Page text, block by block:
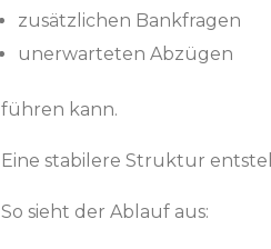
zusätzlichen Bankfragen
unerwarteten Abzügen
führen kann.
Eine stabilere Struktur
So sieht der Ablauf aus: